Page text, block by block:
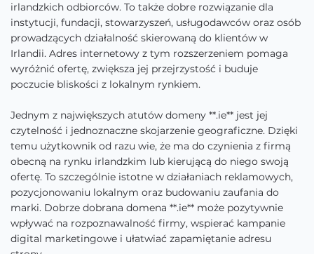
irlandzkich odbiorców. To także dobre rozwiązanie dla
instytucji, fundacji, stowarzyszeń, usługodawców oraz osób
prowadzących działalność skierowaną do klientów w
Irlandii. Adres internetowy z tym rozszerzeniem pomaga
wyróżnić ofertę, zwiększa jej przejrzystość i buduje
poczucie bliskości z lokalnym rynkiem.
Jednym z największych atutów domeny **.ie** jest jej
czytelność i jednoznaczne skojarzenie geograficzne. Dzięki
temu użytkownik od razu wie, że ma do czynienia z firmą
obecną na rynku irlandzkim lub kierującą do niego swoją
ofertę. To szczególnie istotne w działaniach reklamowych,
pozycjonowaniu lokalnym oraz budowaniu zaufania do
marki. Dobrze dobrana domena **.ie** może pozytywnie
wpływać na rozpoznawalność firmy, wspierać kampanie
digital marketingowe i ułatwiać zapamiętanie adresu